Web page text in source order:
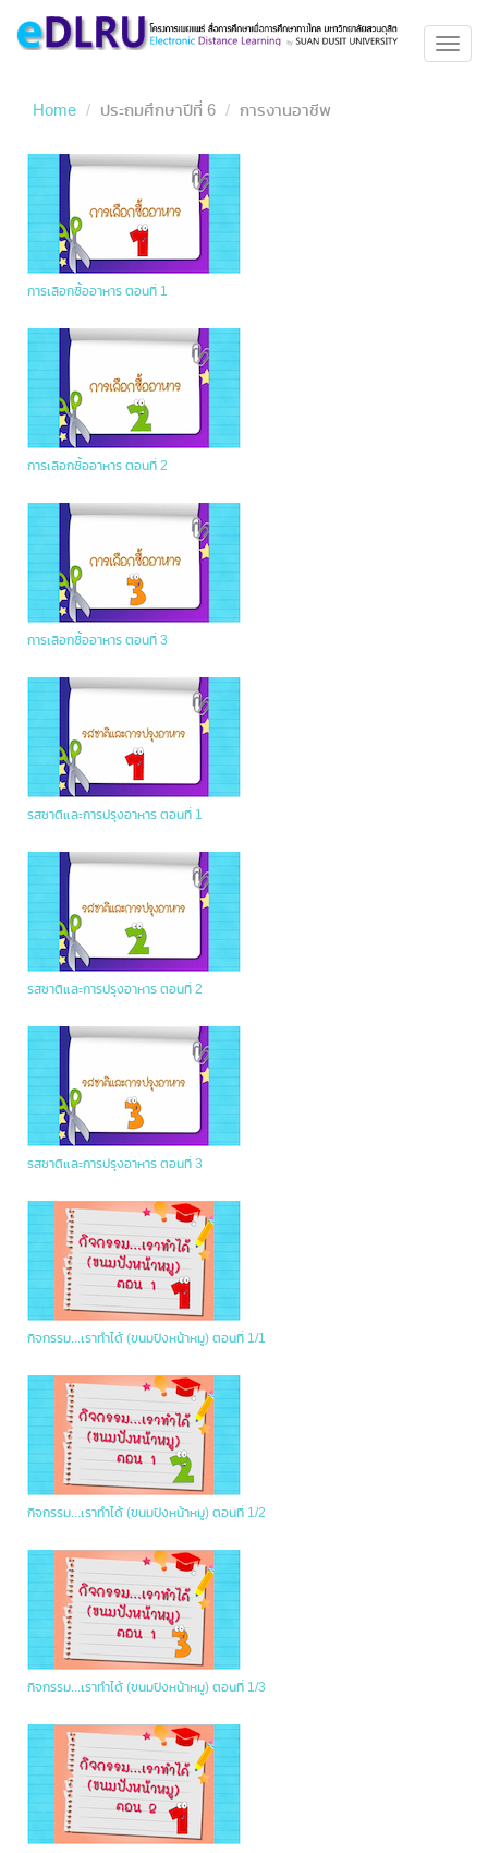
Home ประถมศึกษาปีที่ 6 การงานอาชีพ
การเลือกซื้ออาหาร ตอนที่ 1
การเลือกซื้ออาหาร ตอนที่ 2
การเลือกซื้ออาหาร ตอนที่ 3
รสชาติและการปรุงอาหาร ตอนที่ 1
รสชาติและการปรุงอาหาร ตอนที่ 2
รสชาติและการปรุงอาหาร ตอนที่ 3
กิจกรรม...เราทำได้ (ขนมปังหน้าหมู) ตอนที่ 1/1
กิจกรรม...เราทำได้ (ขนมปังหน้าหมู) ตอนที่ 1/2
กิจกรรม...เราทำได้ (ขนมปังหน้าหมู) ตอนที่ 1/3